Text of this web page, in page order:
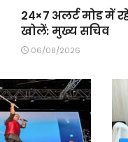
24×7 अलर्ट मोड में
खोलें: मुख्य सचिव
06/08/2026